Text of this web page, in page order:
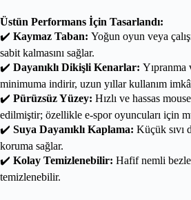
Üstün Performans İçin Tasarlandı:
✔️ Kaymaz Taban: Yoğun oyun veya
sabit kalmasını sağlar.
✔️ Dayanıklı Dikişli Kenarlar: Yıpranma
minimuma indirir, uzun yıllar kullanım
✔️ Pürüzsüz Yüzey: Hızlı ve hassas
edilmiştir; özellikle e-spor oyuncuları için
✔️ Suya Dayanıklı Kaplama: Küçük sıvı
koruma sağlar.
✔️ Kolay Temizlenebilir: Hafif nemli
temizlenebilir.